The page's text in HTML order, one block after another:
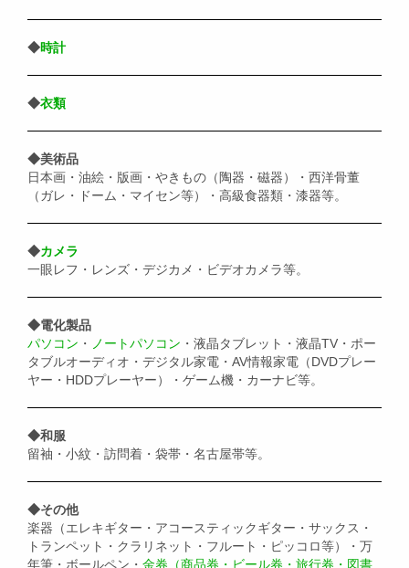
◆時計
◆衣類
◆美術品
日本画・油絵・版画・やきもの（陶器・磁器）・西洋骨董
（ガレ・ドーム・マイセン等）・高級食器類・漆器等。
◆カメラ
一眼レフ・レンズ・デジカメ・ビデオカメラ等。
◆電化製品
パソコン ・ ノートパソコン ・液晶タブレット・液晶TV・ポー
タブルオーディオ・デジタル家電・AV情報家電（DVDプレー
ヤー・HDDプレーヤー）・ゲーム機・カーナビ等。
◆和服
留袖・小紋・訪問着・袋帯・名古屋帯等。
◆その他
楽器（エレキギター・アコースティックギター・サックス・
トランペット・クラリネット・フルート・ピッコロ等）・万
年筆・ボールペン・ 金券（商品券・ビール券・旅行券・図書